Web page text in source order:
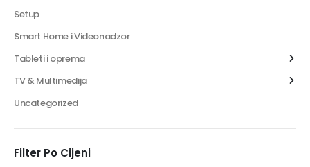
Setup
Smart Home i Videonadzor
Tableti i oprema
TV & Multimedija
Uncategorized
Filter Po Cijeni